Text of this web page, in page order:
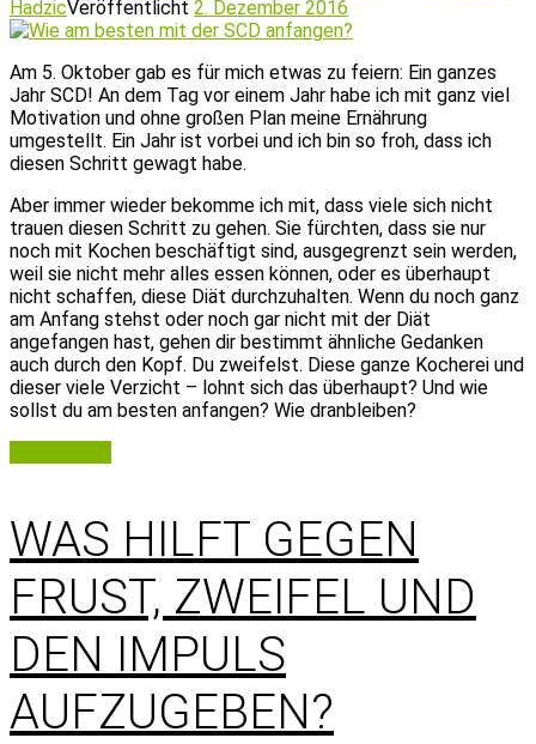
HadzicVeröffentlicht 2. Dezember 2016
Am 5. Oktober gab es für mich etwas zu feiern: Ein ganzes
Jahr SCD! An dem Tag vor einem Jahr habe ich mit ganz viel
Motivation und ohne großen Plan meine Ernährung
umgestellt. Ein Jahr ist vorbei und ich bin so froh, dass ich
diesen Schritt gewagt habe.
Aber immer wieder bekomme ich mit, dass viele sich nicht
trauen diesen Schritt zu gehen. Sie fürchten, dass sie nur
noch mit Kochen beschäftigt sind, ausgegrenzt sein werden,
weil sie nicht mehr alles essen können, oder es überhaupt
nicht schaffen, diese Diät durchzuhalten. Wenn du noch ganz
am Anfang stehst oder noch gar nicht mit der Diät
angefangen hast, gehen dir bestimmt ähnliche Gedanken
auch durch den Kopf. Du zweifelst. Diese ganze Kocherei und
dieser viele Verzicht – lohnt sich das überhaupt? Und wie
sollst du am besten anfangen? Wie dranbleiben?
WAS HILFT GEGEN
FRUST, ZWEIFEL UND
DEN IMPULS
AUFZUGEBEN?